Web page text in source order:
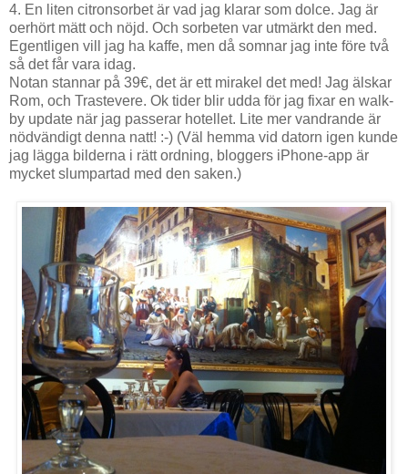
4. En liten citronsorbet är vad jag klarar som dolce. Jag är
oerhört mätt och nöjd. Och sorbeten var utmärkt den med.
Egentligen vill jag ha kaffe, men då somnar jag inte före två
så det får vara idag.
Notan stannar på 39€, det är ett mirakel det med! Jag älskar
Rom, och Trastevere. Ok tider blir udda för jag fixar en walk-
by update när jag passerar hotellet. Lite mer vandrande är
nödvändigt denna natt! :-) (Väl hemma vid datorn igen kunde
jag lägga bilderna i rätt ordning, bloggers iPhone-app är
mycket slumpartad med den saken.)